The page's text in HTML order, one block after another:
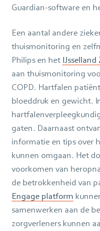
Guardian-software en
Een aantal andere
thuismonitoring en
Philips en het
aan thuismonitoring
COPD. Hartfalen
bloeddruk en gewicht.
gaten. Daarnaast
informatie en tips over
kunnen omgaan. Het
voorkomen van
de betrokkenheid van
Engage platform
samenwerken aan de
zorgverleners kunnen